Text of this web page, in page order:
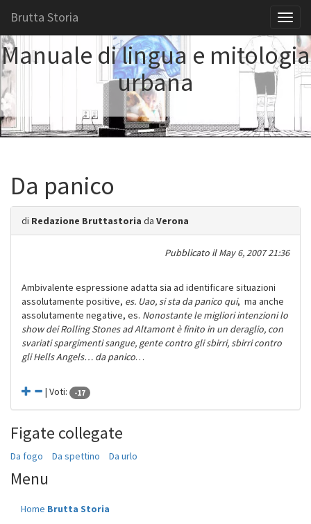
Brutta Storia
Manuale di lingua e mitologia
urbana
Da panico
di Redazione Bruttastoria da Verona
Pubblicato ilMay 6, 2007 21:36
Ambivalente espressione adatta sia ad identificare situazioni
assolutamente positive, es. Uao, si sta da panico qui, ma anche
assolutamente negative, es. Nonostante le migliori intenzioni lo
show dei Rolling Stones ad Altamont è finito in un deraglio, con
svariati spargimenti sangue, gente contro gli sbirri, sbirri contro
gli Hells Angels… da panico…
| Voti: -17
Figate collegate
Da fogo Da spettino Da urlo
Menu
Home Brutta Storia